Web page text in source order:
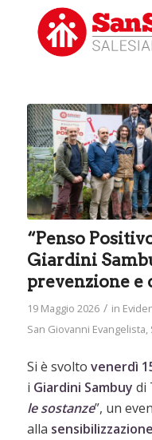
“Penso
Giardini
prevenzione e
19 Maggio 2026 / in
San Giovanni Evangelista,
Si è svolto venerdì
i Giardini Sambuy di
le sostanze”, un
alla